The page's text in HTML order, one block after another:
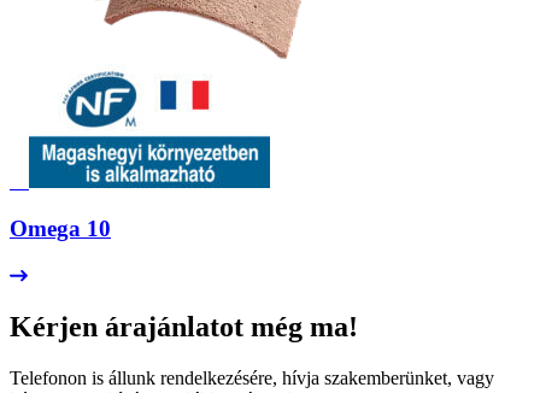
Omega 10
Kérjen árajánlatot még ma!
Telefonon is állunk rendelkezésére, hívja szakemberünket, vagy